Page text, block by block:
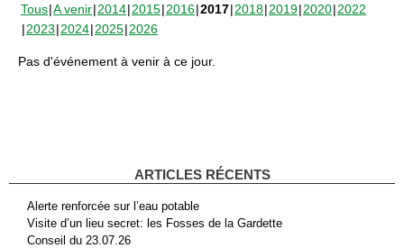
Tous A venir 2014 2015 2016 2017 2018 2019 2020 2022
2023 2024 2025 2026
Pas d'événement à venir à ce jour.
ARTICLES RÉCENTS
Alerte renforcée sur l’eau potable
Visite d’un lieu secret: les Fosses de la Gardette
Conseil du 23.07.26